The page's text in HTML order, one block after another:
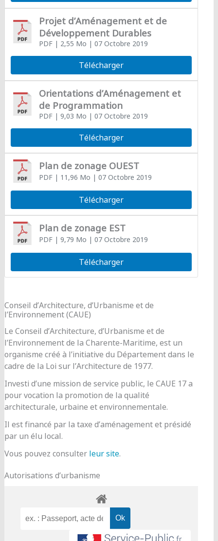
Projet d’Aménagement et de
Développement Durables
PDF| 2,55 Mo | 07 Octobre 2019
Télécharger
Orientations d’Aménagement et
de Programmation
PDF| 9,03 Mo | 07 Octobre 2019
Télécharger
Plan de zonage OUEST
PDF| 11,96 Mo | 07 Octobre 2019
Télécharger
Plan de zonage EST
PDF| 9,79 Mo | 07 Octobre 2019
Télécharger
Conseil d’Architecture, d’Urbanisme et de
l’Environnement (CAUE)
Le Conseil d’Architecture, d’Urbanisme et de
l’Environnement de la Charente-Maritime, est un
organisme créé à l’initiative du Département dans le
cadre de la Loi sur l’Architecture de 1977.
Investi d’une mission de service public, le CAUE 17 a
pour vocation la promotion de la qualité
architecturale, urbaine et environnementale.
Il est financé par la taxe d’aménagement et présidé
par un élu local.
Vous pouvez consulter leur site.
Autorisations d’urbanisme